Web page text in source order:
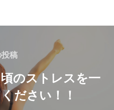
前
の
投
稿
稿
のストレスを一
ださい！！